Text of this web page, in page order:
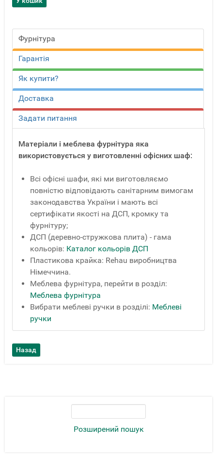
Розширений пошук
Фурнітура
Гарантія
Як купити?
Доставка
Задати питання
Матеріали і меблева фурнітура яка
використовується у виготовленні офісних шаф:
Всі офісні шафи, які ми виготовляємо
повністю відповідають санітарним вимогам
законодавства України і мають всі
сертифікати якості на ДСП, кромку та
фурнітуру;
ДСП (деревно-стружкова плита) - гама
кольорів: Каталог кольорів ДСП
Пластикова крайка: Rehau виробництва
Німеччина.
Меблева фурнітура, перейти в розділ:
Меблева фурнітура
Вибрати меблеві ручки в розділі: Меблеві
ручки